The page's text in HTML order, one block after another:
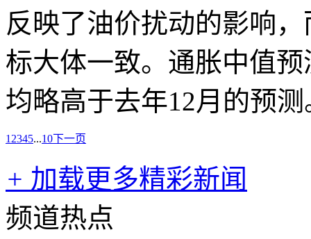
反映了油价扰动的影响
标大体一致。通胀中值
均略高于去年12月的预测
1 2345...10下一页
+ 加载更多精彩新闻
频道热点